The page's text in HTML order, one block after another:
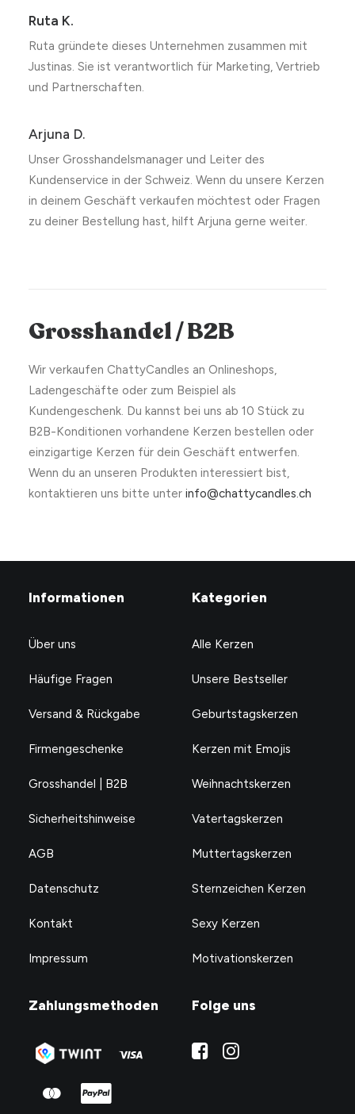
Ruta K.
Ruta gründete dieses Unternehmen zusammen mit
Justinas. Sie ist verantwortlich für Marketing, Vertrieb
und Partnerschaften.
Arjuna D.
Unser Grosshandelsmanager und Leiter des
Kundenservice in der Schweiz. Wenn du unsere Kerzen
in deinem Geschäft verkaufen möchtest oder Fragen
zu deiner Bestellung hast, hilft Arjuna gerne weiter.
Grosshandel / B2B
Wir verkaufen ChattyCandles an Onlineshops,
Ladengeschäfte oder zum Beispiel als
Kundengeschenk. Du kannst bei uns ab 10 Stück zu
B2B-Konditionen vorhandene Kerzen bestellen oder
einzigartige Kerzen für dein Geschäft entwerfen.
Wenn du an unseren Produkten interessiert bist,
kontaktieren uns bitte unter info@chattycandles.ch
Informationen
Über uns
Häufige Fragen
Versand & Rückgabe
Firmengeschenke
Grosshandel | B2B
Sicherheitshinweise
AGB
Datenschutz
Kontakt
Impressum
Kategorien
Alle Kerzen
Unsere Bestseller
Geburtstagskerzen
Kerzen mit Emojis
Weihnachtskerzen
Vatertagskerzen
Muttertagskerzen
Sternzeichen Kerzen
Sexy Kerzen
Motivationskerzen
Zahlungsmethoden Folge uns